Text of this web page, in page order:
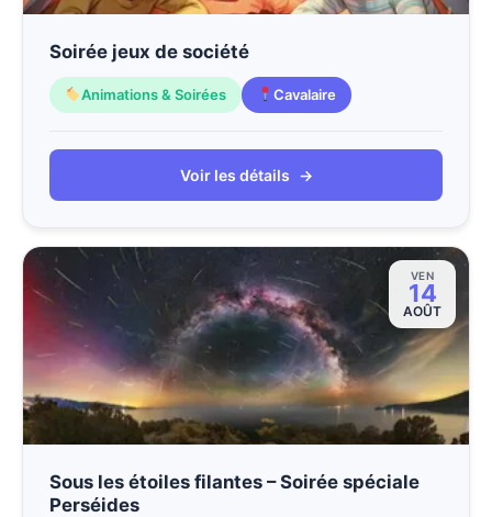
Soirée jeux de société
Animations & Soirées Cavalaire
Voir les détails →
VEN
14
AOÛT
Sous les étoiles filantes – Soirée spéciale
Perséides